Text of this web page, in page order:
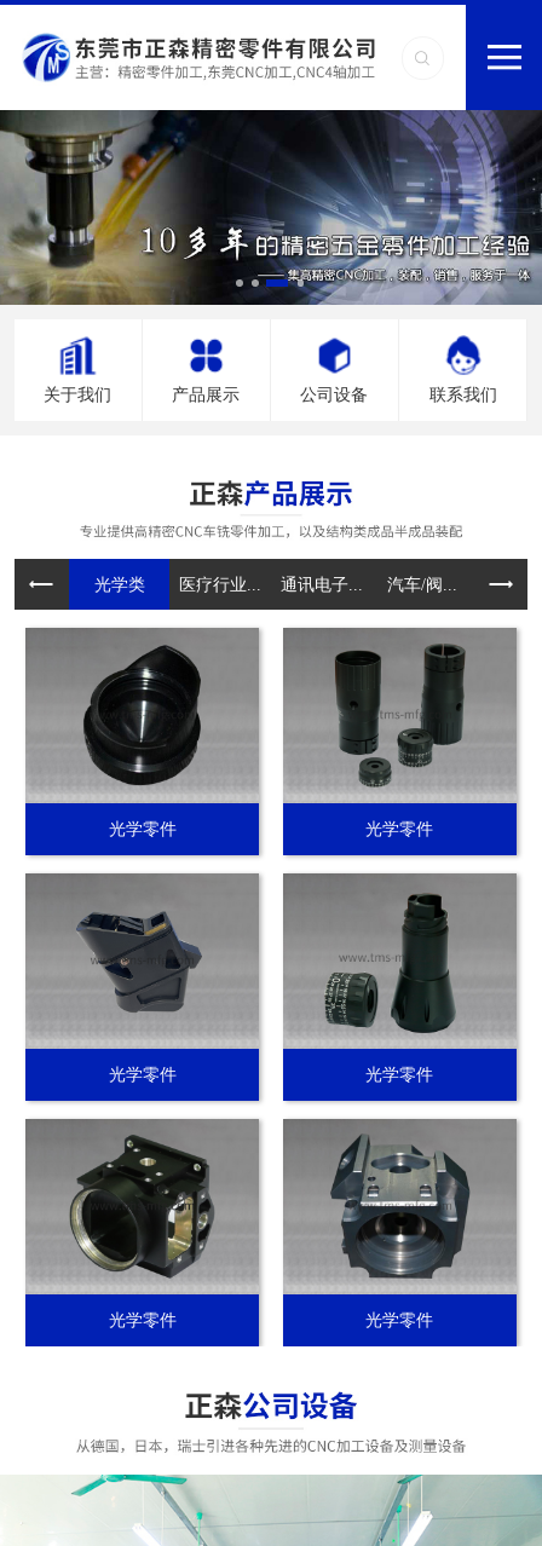
关于我们 产品展示 公司设备 联系我们
光学类 医疗行业... 通讯电子... 汽车/阀... 电动工
光学零件 光学零件
光学零件 光学零件
光学零件 光学零件